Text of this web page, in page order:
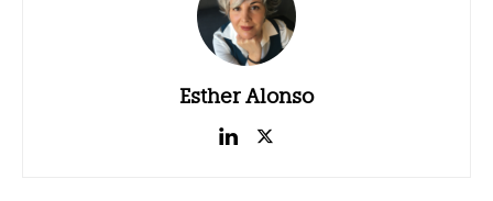
Esther Alonso